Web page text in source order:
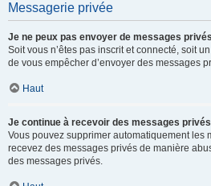
Messagerie privée
Je ne peux pas envoyer de messages
Soit vous n’êtes pas inscrit et connecté, soit
de vous empêcher d’envoyer des messages
Haut
Je continue à recevoir des messages
Vous pouvez supprimer automatiquement les
recevez des messages privés de manière
des messages privés.